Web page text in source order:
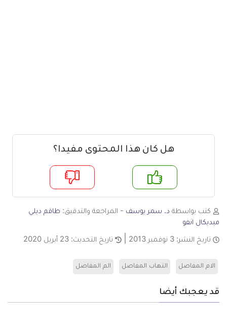
هل كان هذا المحتوى مفيدا؟
لا
كتب بواسطة د. سمر يوسف - المراجعة والتدقيق: طاقم ديلي
ميديكال انفو
تاريخ النشر: 3 نوفمبر 2013 تاريخ التحديث: 23 أبريل 2020
الام المفاصل التهاب المفاصل الم المفاصل
قد يعجبك أيضا